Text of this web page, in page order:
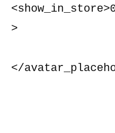
>
</